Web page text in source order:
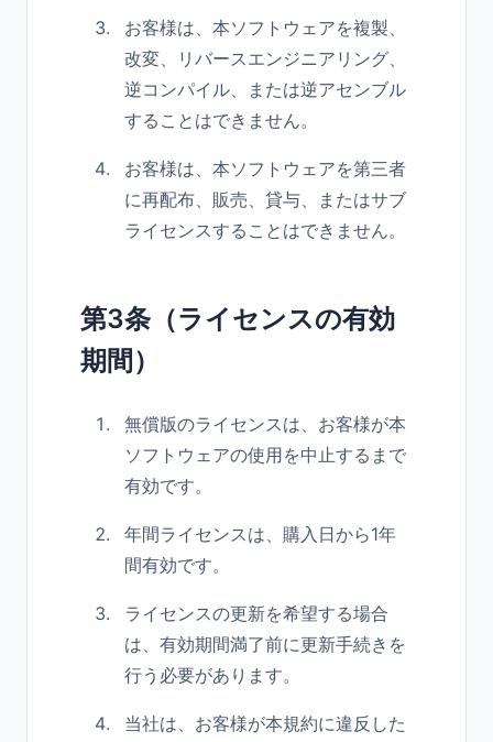
お客様は、本ソフトウェアを複製、
改変、リバースエンジニアリング、
逆コンパイル、または逆アセンブル
することはできません。
お客様は、本ソフトウェアを第三者
に再配布、販売、貸与、またはサブ
ライセンスすることはできません。
第3条（ライセンスの有効
期間）
無償版のライセンスは、お客様が本
ソフトウェアの使用を中止するまで
有効です。
年間ライセンスは、購入日から1年
間有効です。
ライセンスの更新を希望する場合
は、有効期間満了前に更新手続きを
行う必要があります。
当社は、お客様が本規約に違反した